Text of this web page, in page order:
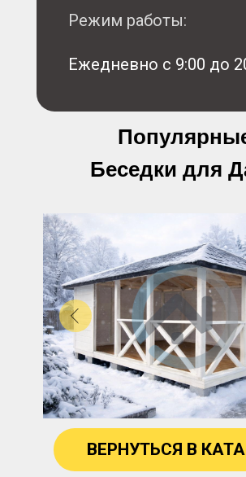
Ежедневно с 9:00 до
Режим работы:
Беседки для
ВЕРНУТЬСЯ В